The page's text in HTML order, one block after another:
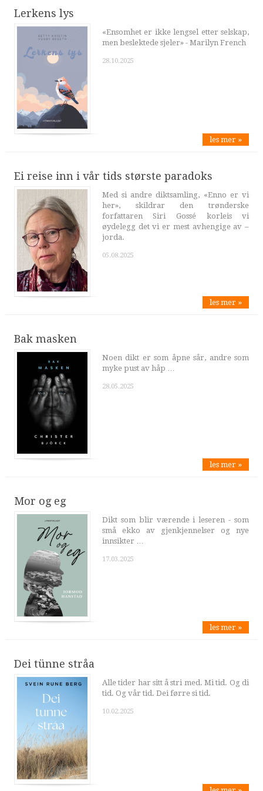
Lerkens lys
«Ensomhet er ikke lengsel etter selskap,
men beslektede sjeler» - Marilyn French
28.10.2025
les mer »
Ei reise inn i vår tids største paradoks
Med si andre diktsamling, «Enno er vi
her», skildrar den trønderske
forfattaren Siri Gossé korleis vi
øydelegg det vi er mest avhengige av –
jorda.
05.08.2025
les mer »
Bak masken
Noen dikt er som åpne sår, andre som
myke pust av håp …
28.05.2025
les mer »
Mor og eg
Dikt som blir værende i leseren - som
små ekko av gjenkjennelser og nye
innsikter …
17.03.2025
les mer »
Dei tünne stråa
Alle tider har sitt å stri med. Mi tid. Og di
tid. Og vår tid. Dei førre si tid.
10.02.2025